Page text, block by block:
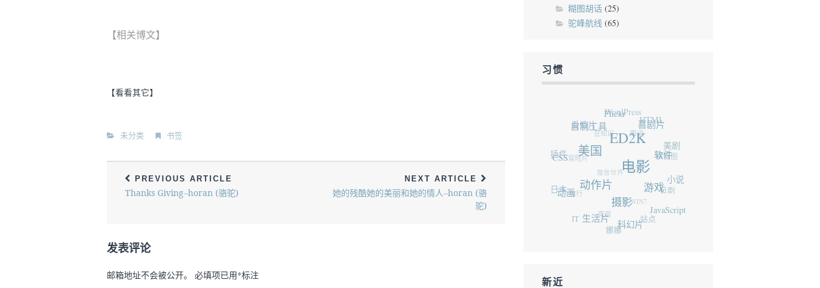
【相关博文】
【看看其它】
未分类 书签
PREVIOUS ARTICLE
Thanks Giving–horan (骆驼)
NEXT ARTICLE
她的残酷她的美丽和她的情人–horan (骆
驼)
发表评论
邮箱地址不会被公开。 必填项已用*标注
糊图胡话(25)
驼峰航线 (65)
习惯
电影
ED2K
美国
动作片
摄影
游戏
软件
喜剧片
Flickr
自制工具
CSS
动画
生活片
科幻片
JavaScript
小说
美剧
HTML
WordPress
爱情片
插件
日本
IT
娜娜
站点
日剧
横幅图
搬运
豆知识
冒险片
旅行
弯弯
WIN7
香港
魔兽世界
新近